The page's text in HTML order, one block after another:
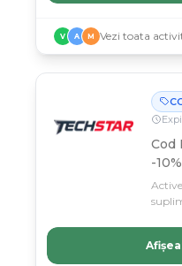
V A M Vezi toata
Cod
-